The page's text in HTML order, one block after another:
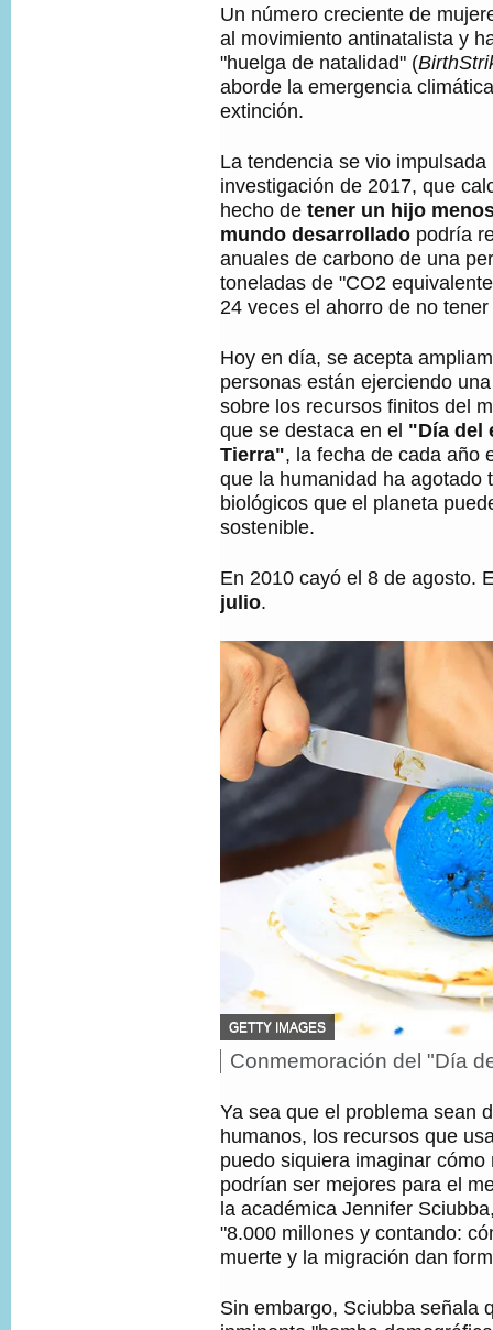
Un número creciente de
al movimiento antinatalista y
"huelga de natalidad" (
aborde la emergencia
extinción.
La tendencia se vio impulsada
investigación de 2017, que
hecho de tener un hijo
mundo desarrollado podría
anuales de carbono de una
toneladas de "CO2
24 veces el ahorro de no
Hoy en día, se acepta
personas están ejerciendo
sobre los recursos finitos del
que se destaca en el "Día del
Tierra", la fecha de cada año
que la humanidad ha agotado
biológicos que el planeta
sostenible.
En 2010 cayó el 8 de agosto.
julio.
F
U
E
E
D
L
A
I
M
A
G
,
GETTY IMAGES
P
d
e
f
o
o
,
Conmemoración del "Día
Ya sea que el problema sean
humanos, los recursos que
puedo siquiera imaginar cómo
podrían ser mejores para el
la académica Jennifer
"8.000 millones y contando:
muerte y la migración dan
Sin embargo, Sciubba señala